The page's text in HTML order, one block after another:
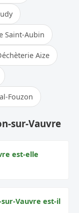
Saint-Aubin
Aize
Fouzon
sur-Vauvre
est-elle
sur-Vauvre est-il